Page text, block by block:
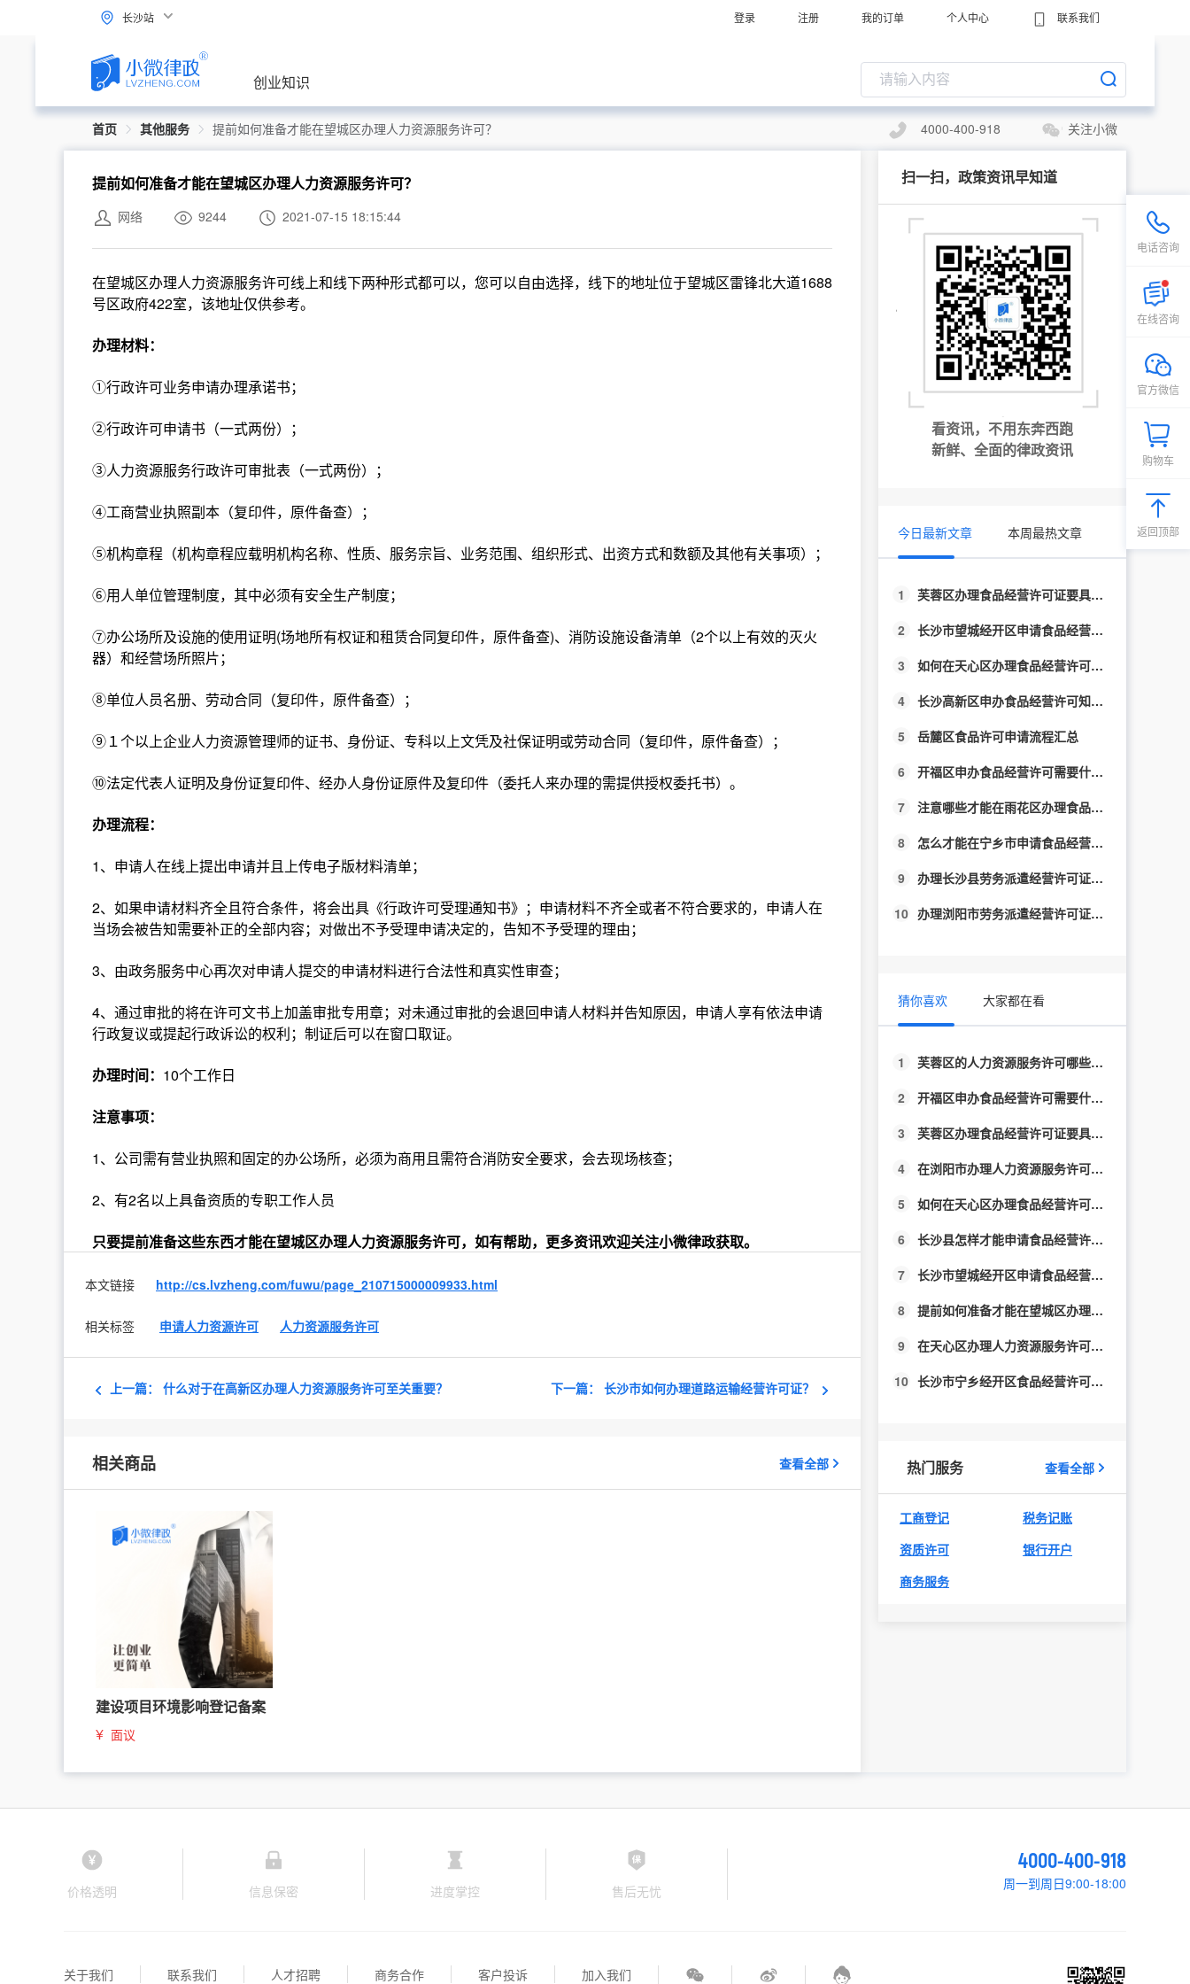
长沙站 登录 注册 我的订单 个人中心 联系我们
创业知识
首页 其他服务 提前如何准备才能在望城区办理人力资源服务许可？ 4000-400-918 关注小微
提前如何准备才能在望城区办理人力资源服务许可？
网络 9244 2021-07-15 18:15:44
在望城区办理人力资源服务许可线上和线下两种形式都可以，您可以自由选择，线下的地址位于望城区雷锋北大道1688
号区政府422室，该地址仅供参考。
办理材料：
①行政许可业务申请办理承诺书；
②行政许可申请书（一式两份）；
③人力资源服务行政许可审批表（一式两份）；
④工商营业执照副本（复印件，原件备查）；
⑤机构章程（机构章程应载明机构名称、性质、服务宗旨、业务范围、组织形式、出资方式和数额及其他有关事项）；
⑥用人单位管理制度，其中必须有安全生产制度；
⑦办公场所及设施的使用证明(场地所有权证和租赁合同复印件，原件备查)、消防设施设备清单（2个以上有效的灭火
器）和经营场所照片；
⑧单位人员名册、劳动合同（复印件，原件备查）；
⑨１个以上企业人力资源管理师的证书、身份证、专科以上文凭及社保证明或劳动合同（复印件，原件备查）；
⑩法定代表人证明及身份证复印件、经办人身份证原件及复印件（委托人来办理的需提供授权委托书）。
办理流程：
1、申请人在线上提出申请并且上传电子版材料清单；
2、如果申请材料齐全且符合条件，将会出具《行政许可受理通知书》；申请材料不齐全或者不符合要求的，申请人在
当场会被告知需要补正的全部内容；对做出不予受理申请决定的，告知不予受理的理由；
3、由政务服务中心再次对申请人提交的申请材料进行合法性和真实性审查；
4、通过审批的将在许可文书上加盖审批专用章；对未通过审批的会退回申请人材料并告知原因，申请人享有依法申请
行政复议或提起行政诉讼的权利；制证后可以在窗口取证。
办理时间： 10个工作日
注意事项：
1、公司需有营业执照和固定的办公场所，必须为商用且需符合消防安全要求，会去现场核查；
2、有2名以上具备资质的专职工作人员
只要提前准备这些东西才能在望城区办理人力资源服务许可，如有帮助，更多资讯欢迎关注小微律政获取。
本文链接 http://cs.lvzheng.com/fuwu/page_210715000009933.html
相关标签 申请人力资源许可 人力资源服务许可
上一篇： 什么对于在高新区办理人力资源服务许可至关重要？ 下一篇： 长沙市如何办理道路运输经营许可证？
相关商品 查看全部
建设项目环境影响登记备案
¥ 面议
扫一扫，政策资讯早知道
看资讯，不用东奔西跑
新鲜、全面的律政资讯
今日最新文章 本周最热文章
1
芙蓉区办理食品经营许可证要具备什么条件？
2
长沙市望城经开区申请食品经营许可流程汇总
3
如何在天心区办理食品经营许可证？
4
长沙高新区申办食品经营许可知多少?
5
岳麓区食品许可申请流程汇总
6
开福区申办食品经营许可需要什么条件？
7
注意哪些才能在雨花区办理食品经营许可证?
8
怎么才能在宁乡市申请食品经营许可？
9
办理长沙县劳务派遣经营许可证应该注意什么?
10
办理浏阳市劳务派遣经营许可证应该注意什么?
猜你喜欢 大家都在看
1
芙蓉区的人力资源服务许可哪些不容忽视？
2
开福区申办食品经营许可需要什么条件？
3
芙蓉区办理食品经营许可证要具备什么条件？
4
在浏阳市办理人力资源服务许可不能忽视哪些？
5
如何在天心区办理食品经营许可证？
6
长沙县怎样才能申请食品经营许可证？
7
长沙市望城经开区申请食品经营许可流程汇总
8
提前如何准备才能在望城区办理人力资源服务许可？
9
在天心区办理人力资源服务许可必须关注什么？
10
长沙市宁乡经开区食品经营许可办理汇总
热门服务 查看全部
工商登记
税务记账
资质许可
银行开户
商务服务
价格透明 信息保密 进度掌控 售后无忧
4000-400-918
周一到周日9:00-18:00
关于我们 联系我们 人才招聘 商务合作 客户投诉 加入我们
电话咨询
在线咨询
官方微信
购物车
返回顶部